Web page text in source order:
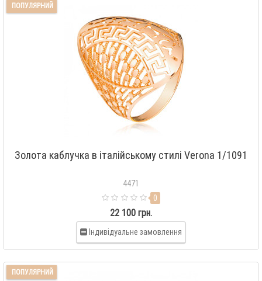
ПОПУЛЯРНИЙ
Золота каблучка в італійському стилі Verona 1/1091
4471
0
22 100 грн.
Індивідуальне замовлення
ПОПУЛЯРНИЙ